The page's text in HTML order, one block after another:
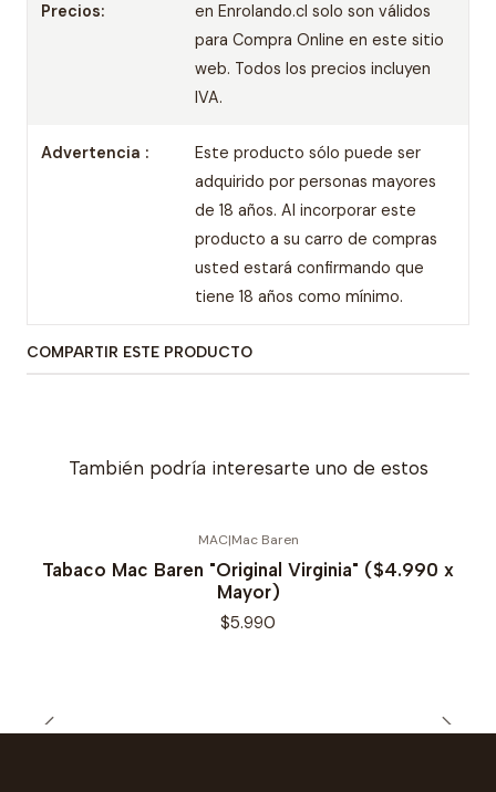
Precios:
en Enrolando.cl solo son válidos
para Compra Online en este sitio
web. Todos los precios incluyen
IVA.
Advertencia :
Este producto sólo puede ser
adquirido por personas mayores
de 18 años. Al incorporar este
producto a su carro de compras
usted estará confirmando que
tiene 18 años como mínimo.
COMPARTIR ESTE PRODUCTO
También podría interesarte uno de estos
MAC|Mac Baren
Tabaco Mac Baren "Original Virginia" ($4.990 x
Mayor)
$5.990